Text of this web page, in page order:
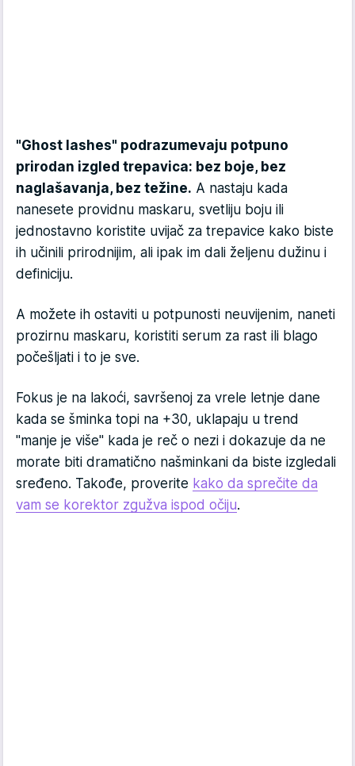
"Ghost lashes" podrazumevaju potpuno
prirodan izgled trepavica: bez boje, bez
naglašavanja, bez težine. A nastaju kada
nanesete providnu maskaru, svetliju boju ili
jednostavno koristite uvijač za trepavice kako biste
ih učinili prirodnijim, ali ipak im dali željenu dužinu i
definiciju.
A možete ih ostaviti u potpunosti neuvijenim, naneti
prozirnu maskaru, koristiti serum za rast ili blago
počešljati i to je sve.
Fokus je na lakoći, savršenoj za vrele letnje dane
kada se šminka topi na +30, uklapaju u trend
"manje je više" kada je reč o nezi i dokazuje da ne
morate biti dramatično našminkani da biste izgledali
sređeno. Takođe, proverite kako da sprečite da
vam se korektor zgužva ispod očiju.